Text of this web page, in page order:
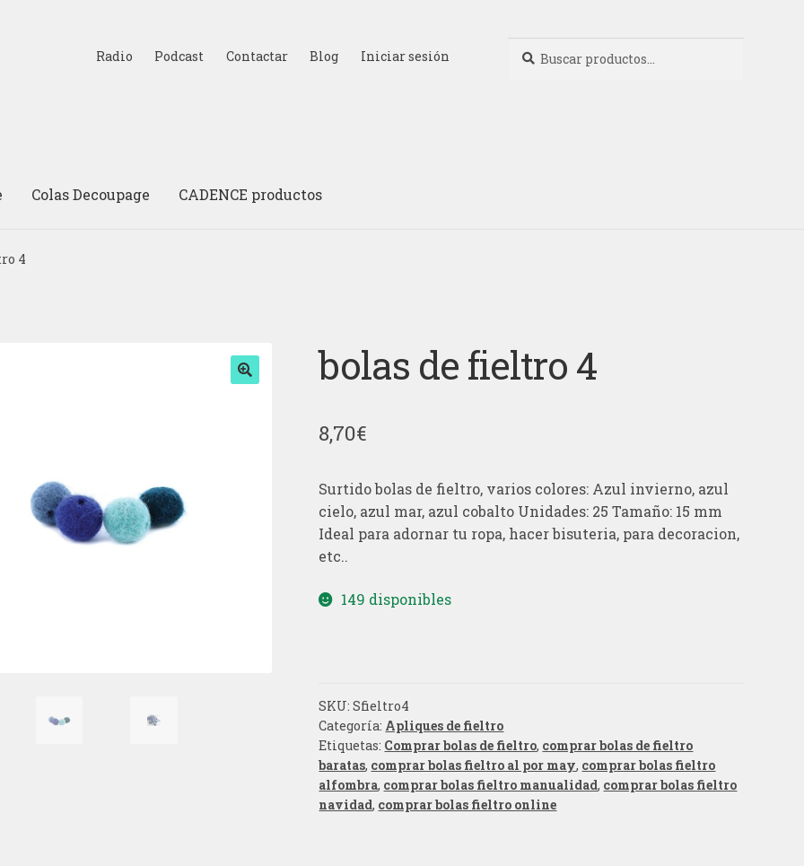
Radio Podcast Contactar Blog Iniciar sesión
por:
Colas Decoupage CADENCE productos
4
bolas de fieltro 4
8,70€
Surtido bolas de fieltro, varios colores: Azul invierno, azul
cielo, azul mar, azul cobalto Unidades: 25 Tamaño: 15 mm
Ideal para adornar tu ropa, hacer bisuteria, para decoracion,
etc..
149 disponibles
SKU:Sfieltro4
Categoría: Apliques de fieltro
Etiquetas: Comprar bolas de fieltro, comprar bolas de fieltro
baratas, comprar bolas fieltro al por may, comprar bolas fieltro
alfombra, comprar bolas fieltro manualidad, comprar bolas fieltro
navidad, comprar bolas fieltro online